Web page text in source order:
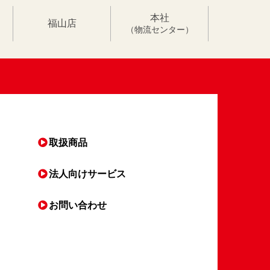
福山店
本社
（物流センター）
取扱商品
法人向けサービス
お問い合わせ